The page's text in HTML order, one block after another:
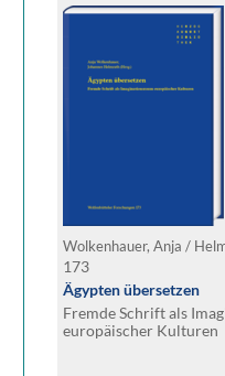
Wolkenhauer, Anja /
173
Ägypten übersetzen
Fremde Schrift als
europäischer Kulturen